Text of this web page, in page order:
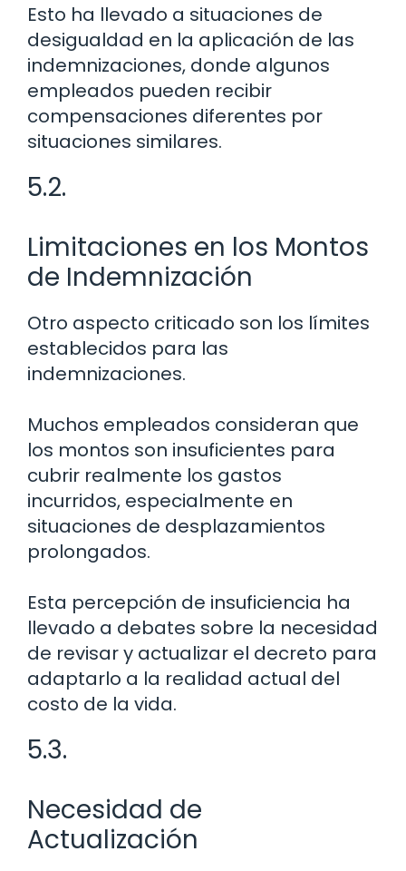
Esto ha llevado a situaciones de
desigualdad en la aplicación de las
indemnizaciones, donde algunos
empleados pueden recibir
compensaciones diferentes por
situaciones similares.
5.2.
Limitaciones en los Montos
de Indemnización
Otro aspecto criticado son los límites
establecidos para las
indemnizaciones.
Muchos empleados consideran que
los montos son insuficientes para
cubrir realmente los gastos
incurridos, especialmente en
situaciones de desplazamientos
prolongados.
Esta percepción de insuficiencia ha
llevado a debates sobre la necesidad
de revisar y actualizar el decreto para
adaptarlo a la realidad actual del
costo de la vida.
5.3.
Necesidad de
Actualización